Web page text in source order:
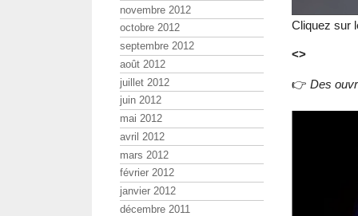
Cliquez sur
<>
👉 Des
novembre 2012
octobre 2012
septembre 2012
août 2012
juillet 2012
juin 2012
mai 2012
avril 2012
mars 2012
février 2012
janvier 2012
décembre 2011